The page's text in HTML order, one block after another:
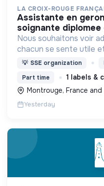
LA CROIX-ROUGE
assistante en gerontologie / aide
soignante
Nous souhaitons voir
chacun se sente utile
nous proposons des
💡 SSE organization
Part time
1 labels &
Montrouge, France and
Yesterday